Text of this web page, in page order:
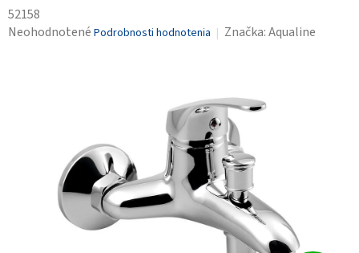
52158
Priemerné
Neohodnotené Podrobnosti hodnotenia Značka:Aqualine